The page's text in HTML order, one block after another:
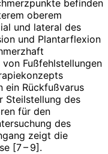
befinden
oberem
und lateral des
und Plantarflexion
Fußfehlstellungen
ein Rückfußvarus
Steilstellung des
für den
des
zeigt die
[7 – 9].